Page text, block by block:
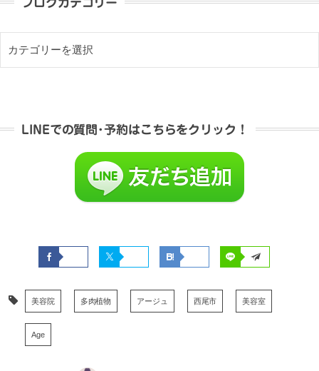
ブログカテゴリー
LINEでの質問･予約はこちらをクリック！
美容院 多肉植物 アージュ 西尾市 美容室
Age